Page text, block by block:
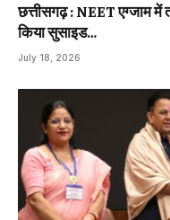
छत्तीसगढ़ : NEET एग्जाम में
किया सुसाइड…
July 18, 2026